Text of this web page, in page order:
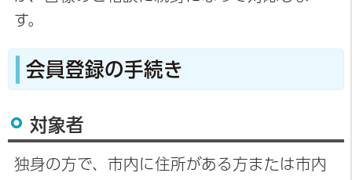
す。
会員登録の手続き
対象者
独身の方で、市内に住所がある方または市内